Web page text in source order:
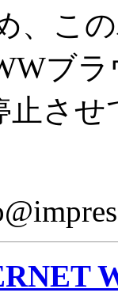
、こ
ブ
止さ